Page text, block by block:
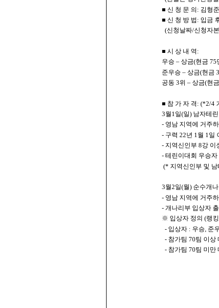
■ 신 청 문 의: 김형
■ 신 청 방 법: 입금
(신청날짜/신청자
■ 시 상 내 역:
우승 – 상금(현금
준우승 – 상금(현금
공동 3위 – 상금(현
■ 참 가 자 격: (*2/4
3월1일(일) 남자테
- 영남 지역에 거주
- 구력 22년 1월 1일
- 지역신인부 8강 이
- 테린이대회 우승
(* 지역신인부 및
3월2일(월) 순수개
- 영남 지역에 거주
- 개나리부 입상자
※ 입상자 정의 (랭
- 입상자 : 우승, 준
- 참가팀 70팀 이상
- 참가팀 70팀 미만